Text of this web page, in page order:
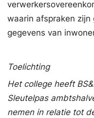
waarin afspraken zijn
gegevens van
Toelichting
Het college heeft
Sleutelpas
nemen in relatie tot